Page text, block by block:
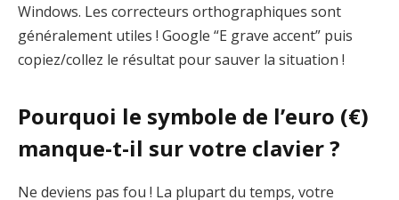
Windows. Les correcteurs orthographiques sont
généralement utiles ! Google “E grave accent” puis
copiez/collez le résultat pour sauver la situation !
Pourquoi le symbole de l’euro (€)
manque-t-il sur votre clavier ?
Ne deviens pas fou ! La plupart du temps, votre